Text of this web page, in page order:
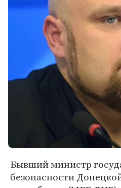
Бывший министр
безопасности